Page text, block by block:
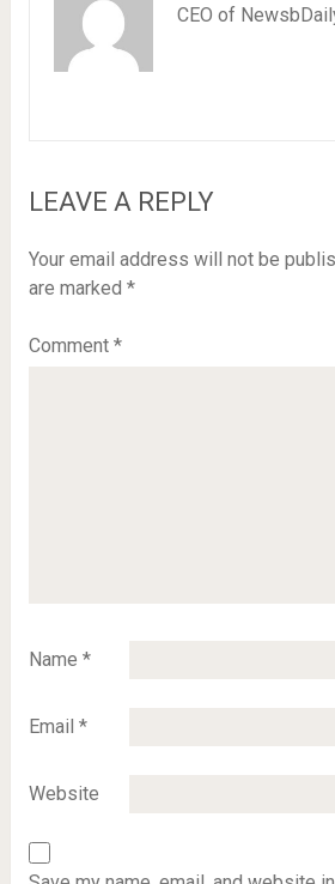
CEO of
LEAVE A REPLY
Your email address will not be
are marked *
Comment *
Name *
Email *
Website